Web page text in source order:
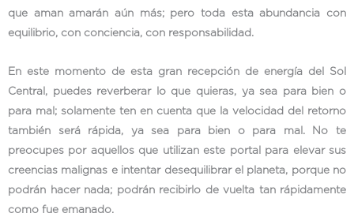
que aman amarán aún más; pero toda esta abundancia con
equilibrio, con conciencia, con responsabilidad.
En este momento de esta gran recepción de energía del Sol
Central, puedes reverberar lo que quieras, ya sea para bien o
para mal; solamente ten en cuenta que la velocidad del retorno
también será rápida, ya sea para bien o para mal. No te
preocupes por aquellos que utilizan este portal para elevar sus
creencias malignas e intentar desequilibrar el planeta, porque no
podrán hacer nada; podrán recibirlo de vuelta tan rápidamente
como fue emanado.